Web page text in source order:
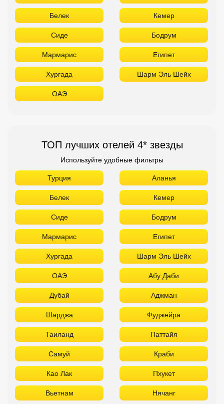
ТОП лучших отелей 4* звезды
Используйте удобные фильтры
Турция
Хургада Шарм Эль Шейх
ОАЭ Абу Даби
Дубай Аджман
Шарджа Фуджейра
Таиланд Паттайя
Самуй Краби
Као Лак Пхукет
Вьетнам Нячанг
Фантьет Фукуок
Шри Ланка Куба
Мальдивы Бали